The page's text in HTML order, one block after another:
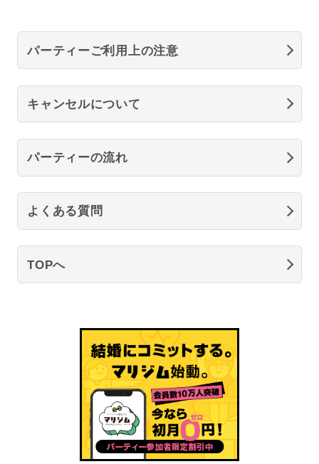
パーティーご利用上の注意
キャンセルについて
パーティーの流れ
よくある質問
TOPへ